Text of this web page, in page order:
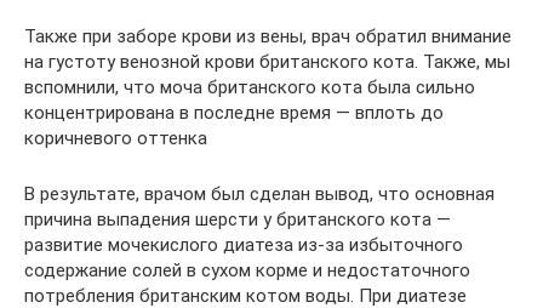
Также при заборе крови из вены, врач обратил внимание
на густоту венозной крови британского кота. Также, мы
вспомнили, что моча британского кота была сильно
концентрирована в последне время — вплоть до
коричневого оттенка
В результате, врачом был сделан вывод, что основная
причина выпадения шерсти у британского кота —
развитие мочекислого диатеза из-за избыточного
содержание солей в сухом корме и недостаточного
потребления британским котом воды. При диатезе